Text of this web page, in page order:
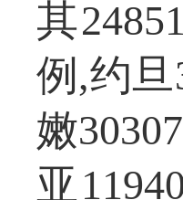
其
例,约旦
嫩
亚